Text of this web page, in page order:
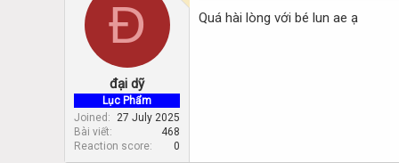
r
a
t
Đ
đại dỹ
Lục Phẩm
Joined
27 July 2025
Bài viết
468
Reaction score
0
Quá hài lòng với bé lun ae ạ